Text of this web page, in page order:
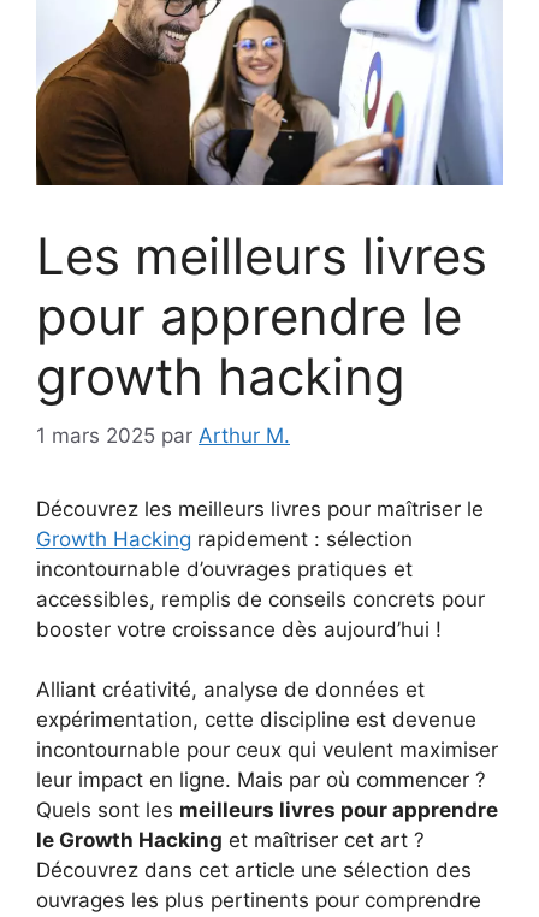
Les meilleurs livres
pour apprendre le
growth hacking
1 mars 2025 par Arthur M.
Découvrez les meilleurs livres pour maîtriser le
Growth Hacking rapidement : sélection
incontournable d’ouvrages pratiques et
accessibles, remplis de conseils concrets pour
booster votre croissance dès aujourd’hui !
Alliant créativité, analyse de données et
expérimentation, cette discipline est devenue
incontournable pour ceux qui veulent maximiser
leur impact en ligne. Mais par où commencer ?
Quels sont les meilleurs livres pour apprendre
le Growth Hacking et maîtriser cet art ?
Découvrez dans cet article une sélection des
ouvrages les plus pertinents pour comprendre